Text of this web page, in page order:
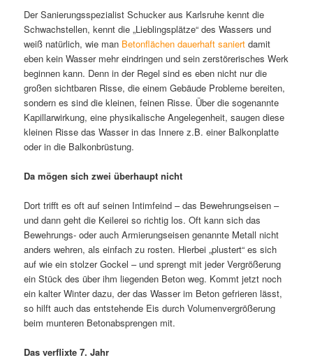
Der Sanierungsspezialist Schucker aus Karlsruhe kennt die
Schwachstellen, kennt die „Lieblingsplätze“ des Wassers und
weiß natürlich, wie man Betonflächen dauerhaft saniert damit
eben kein Wasser mehr eindringen und sein zerstörerisches Werk
beginnen kann. Denn in der Regel sind es eben nicht nur die
großen sichtbaren Risse, die einem Gebäude Probleme bereiten,
sondern es sind die kleinen, feinen Risse. Über die sogenannte
Kapillarwirkung, eine physikalische Angelegenheit, saugen diese
kleinen Risse das Wasser in das Innere z.B. einer Balkonplatte
oder in die Balkonbrüstung.
Da mögen sich zwei überhaupt nicht
Dort trifft es oft auf seinen Intimfeind – das Bewehrungseisen –
und dann geht die Keilerei so richtig los. Oft kann sich das
Bewehrungs- oder auch Armierungseisen genannte Metall nicht
anders wehren, als einfach zu rosten. Hierbei „plustert“ es sich
auf wie ein stolzer Gockel – und sprengt mit jeder Vergrößerung
ein Stück des über ihm liegenden Beton weg. Kommt jetzt noch
ein kalter Winter dazu, der das Wasser im Beton gefrieren lässt,
so hilft auch das entstehende Eis durch Volumenvergrößerung
beim munteren Betonabsprengen mit.
Das verflixte 7. Jahr